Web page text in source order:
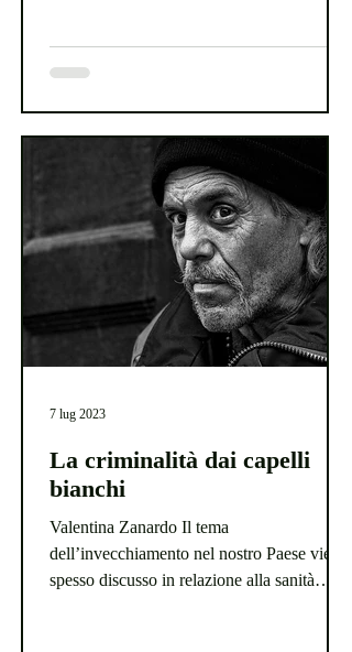
La criminalità dai capelli
bianchi
Valentina Zanardo Il tema
dell’invecchiamento nel nostro Paese viene
spesso discusso in relazione alla sanità
7 lug 2023